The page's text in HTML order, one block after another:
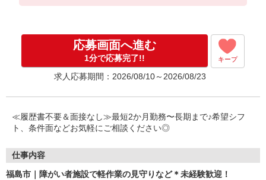
応募画面へ進む
1分で応募完了!! キープ
求人応募期間：2026/08/10～2026/08/23
≪履歴書不要＆面接なし≫最短2か月勤務〜長期まで♪希望シフ
ト、条件面などお気軽にご相談ください◎
仕事内容
福島市｜障がい者施設で軽作業の見守りなど＊未経験歓迎！